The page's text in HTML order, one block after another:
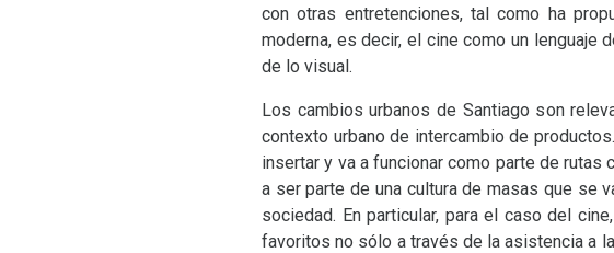
con otras entretenciones, tal como ha
moderna, es decir, el cine como un lenguaje
de lo visual.
Los cambios urbanos de Santiago son
contexto urbano de intercambio de
insertar y va a funcionar como parte de
a ser parte de una cultura de masas que se
sociedad. En particular, para el caso del
favoritos no sólo a través de la asistencia a